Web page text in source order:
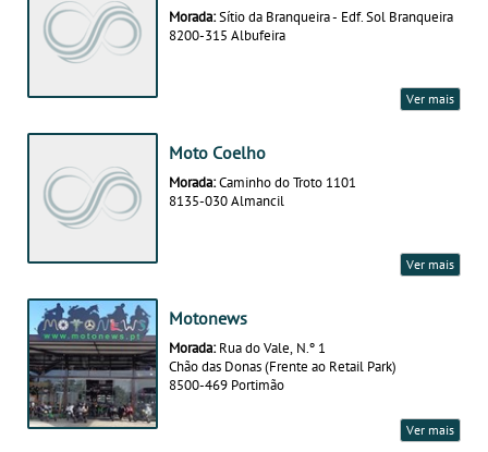
Morada:Sítio da Branqueira - Edf. Sol Branqueira
8200-315 Albufeira
Ver mais
Moto Coelho
Morada:Caminho do Troto 1101
8135-030 Almancil
Ver mais
Motonews
Morada: Rua do Vale, N.º 1
Chão das Donas (Frente ao Retail Park)
8500-469 Portimão
Ver mais